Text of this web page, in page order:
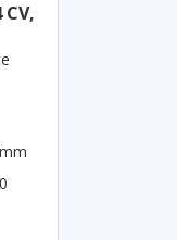
CV,